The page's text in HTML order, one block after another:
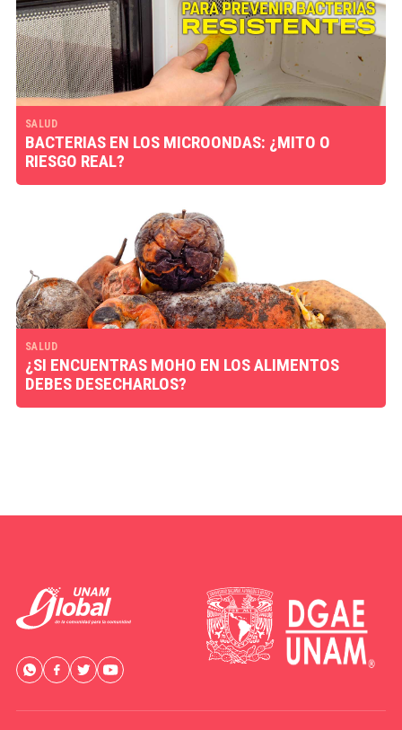
SALUD
BACTERIAS EN LOS MICROONDAS: ¿MITO O
RIESGO REAL?
SALUD
¿SI ENCUENTRAS MOHO EN LOS ALIMENTOS
DEBES DESECHARLOS?